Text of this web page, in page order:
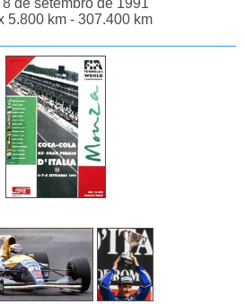
de setembro de 1991
5.800 km - 307.400 km